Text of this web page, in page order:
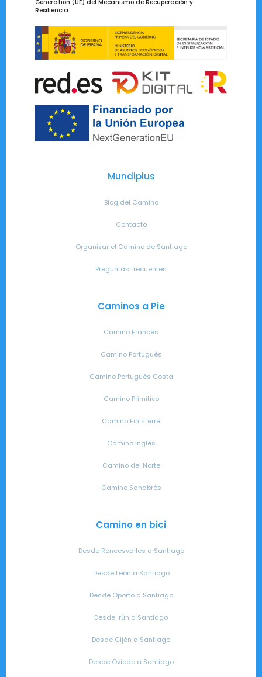
Generation (UE) del Mecanismo de Recuperación y
Resiliencia.
Mundiplus
Blog del Camino
Contacto
Organizar el Camino de Santiago
Preguntas frecuentes
Caminos a Pie
Camino Francés
Camino Portugués
Camino Portugués Costa
Camino Primitivo
Camino Finisterre
Camino Inglés
Camino del Norte
Camino Sanabrés
Camino en bici
Desde Roncesvalles a Santiago
Desde León a Santiago
Desde Oporto a Santiago
Desde Irún a Santiago
Desde Gijón a Santiago
Desde Oviedo a Santiago